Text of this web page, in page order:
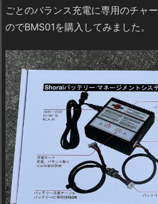
ごとのバランス充電に専用のチャ
のでBMS01を購入してみました。